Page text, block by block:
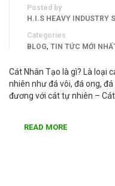
Posted by
H.I.S HEAVY INDUSTRY
Categories
BLOG, TIN TỨC MỚI
Cát Nhân Tạo là gì? Là loại
nhiên như đá vôi, đá ong,
đương với cát tự nhiên –
READ MORE